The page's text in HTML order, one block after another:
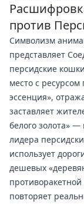
против
Символизм
представляет
персидские
место с
эссенция»,
заставляет
белого золота»
лидера
использует
дешевых
повторяет